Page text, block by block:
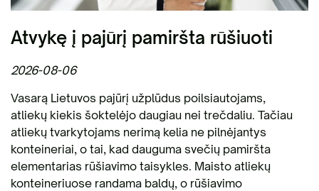
Atvykę į pajūrį pamiršta rūšiuoti
2026-08-06
Vasarą Lietuvos pajūrį užplūdus poilsiautojams,
atliekų kiekis šoktelėjo daugiau nei trečdaliu. Tačiau
atliekų tvarkytojams nerimą kelia ne pilnėjantys
konteineriai, o tai, kad dauguma svečių pamiršta
elementarias rūšiavimo taisykles. Maisto atliekų
konteineriuose randama baldų, o rūšiavimo